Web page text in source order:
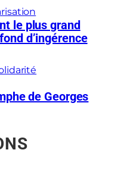
le plus grand
d’ingérence
de Georges